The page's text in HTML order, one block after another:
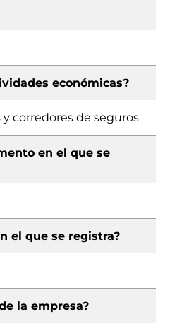
económicas?
corredores de seguros
en el que se
el que se registra?
la empresa?